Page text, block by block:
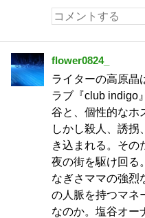
flower0824_
ライターの高原晶
ラブ『club indigo
谷と、個性的なホ
しかし殺人、誘拐
き込まれる。その
夜の街を駆け回る
なぎさママの強烈
の人脈を持つマネ
なのか。塩谷オー